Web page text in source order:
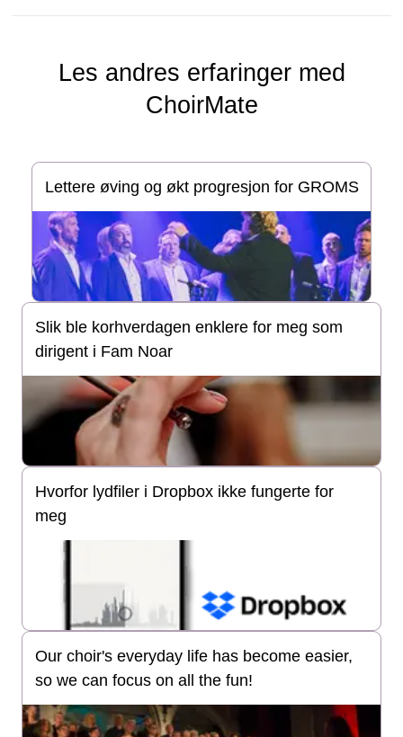
Les andres erfaringer med
ChoirMate
Lettere øving og økt progresjon for GROMS
Slik ble korhverdagen enklere for meg som
dirigent i Fam Noar
Hvorfor lydfiler i Dropbox ikke fungerte for
meg
Our choir's everyday life has become easier,
so we can focus on all the fun!